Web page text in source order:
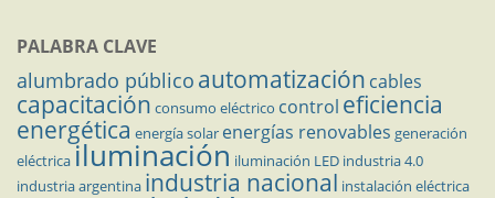
PALABRA CLAVE
alumbrado público automatización cables
capacitación consumo eléctrico control eficiencia
energética energía solar energías renovables generación
eléctricailuminación iluminación LED industria 4.0
industria argentina industria nacional instalación eléctrica